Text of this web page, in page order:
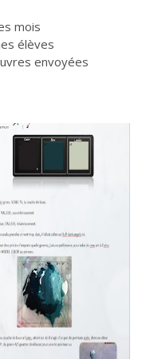
mois
élèves
envoyées